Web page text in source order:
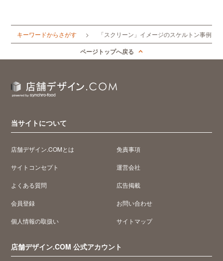
キーワードからさがす 「スクリーン」イメージのスケルトン事例
ページトップへ戻る
当サイトについて
店舗デザイン.COMとは
サイトコンセプト
よくある質問
会員登録
個人情報の取扱い
免責事項
運営会社
広告掲載
お問い合わせ
サイトマップ
店舗デザイン.COM 公式アカウント